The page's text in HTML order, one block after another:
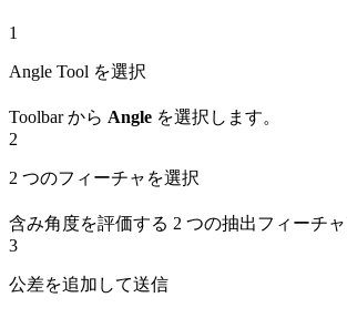
1
Angle Tool を選択
Toolbar から Angle を選択します。
2
2 つのフィーチャを選択
含み角度を評価する 2 つの抽出フィーチャ
3
公差を追加して送信